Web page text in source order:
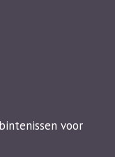
voor